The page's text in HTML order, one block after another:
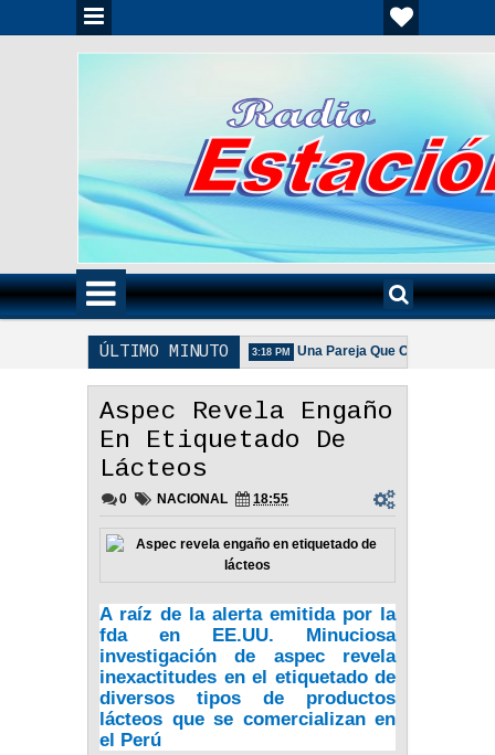
ÚLTIMO MINUTO
Unida Es Importante - Reflexión 3:18 PM Una Pareja Que Ora Unida. -
Aspec Revela Engaño
En Etiquetado De
Lácteos
0 NACIONAL 18:55
A raíz de la alerta emitida por la
fda en EE.UU. Minuciosa
investigación de aspec revela
inexactitudes en el etiquetado de
diversos tipos de productos
lácteos que se comercializan en
el Perú